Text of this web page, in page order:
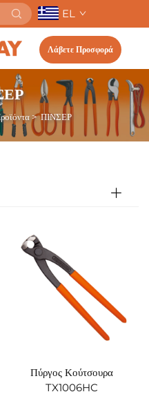
EL
Λάβετε Προσφορά
>ΠΙΝΣΕΡ
Πύργος Κούτσουρα
TX1006HC